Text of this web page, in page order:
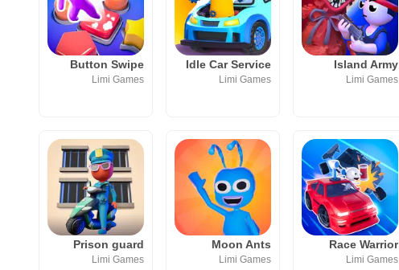
Island Army
Limi Games
Idle Car Service
Limi Games
Button Swipe
Limi Games
Race Warrior
Limi Games
Moon Ants
Limi Games
Prison guard
Limi Games